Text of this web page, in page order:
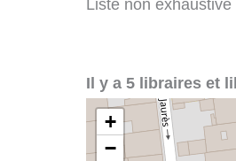
Liste non
Il y a 5 libraires et
+
−